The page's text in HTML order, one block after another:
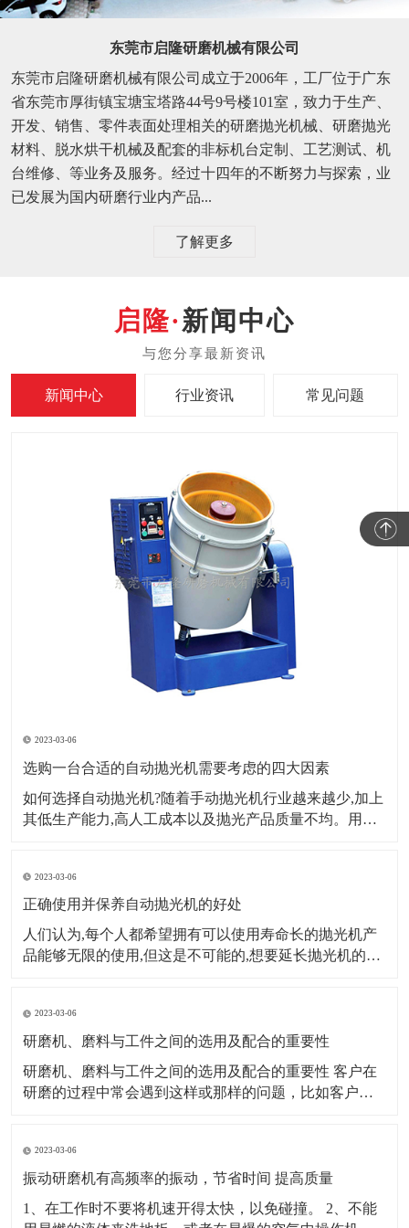
东莞市启隆研磨机械有限公司
东莞市启隆研磨机械有限公司成立于2006年，工厂位于广东
省东莞市厚街镇宝塘宝塔路44号9号楼101室，致力于生产、
开发、销售、零件表面处理相关的研磨抛光机械、研磨抛光
材料、脱水烘干机械及配套的非标机台定制、工艺测试、机
台维修、等业务及服务。经过十四年的不断努力与探索，业
已发展为国内研磨行业内产品...
了解更多
新闻中心
新闻中心 行业资讯 常见问题
2023-03-06
选购一台合适的自动抛光机需要考虑的四大因素
如何选择自动抛光机?随着手动抛光机行业越来越少,加上
其低生产能力,高人工成本以及抛光产品质量不均。用自
第一个因素：生产规模、产量大小来源的稳定性。数量
大,来源稳定,
2023-03-06
正确使用并保养自动抛光机的好处
人们认为,每个人都希望拥有可以使用寿命长的抛光机产
品能够无限的使用,但这是不可能的,想要延长抛光机的使
定期维护和保养,使自动抛光机处于良好的生产和运行状
态,保证了正常生产。首先
2023-03-06
研磨机、磨料与工件之间的选用及配合的重要性
研磨机、磨料与工件之间的选用及配合的重要性 客户在
研磨的过程中常会遇到这样或那样的问题，比如客户研
材料或研磨机械造成的。 例如，一个生产箱包五金的客
户，他的产品都是锌合金压铸件，他使用棕刚玉研磨
2023-03-06
振动研磨机有高频率的振动，节省时间 提高质量
1、在工作时不要将机速开得太快，以免碰撞。 2、不能